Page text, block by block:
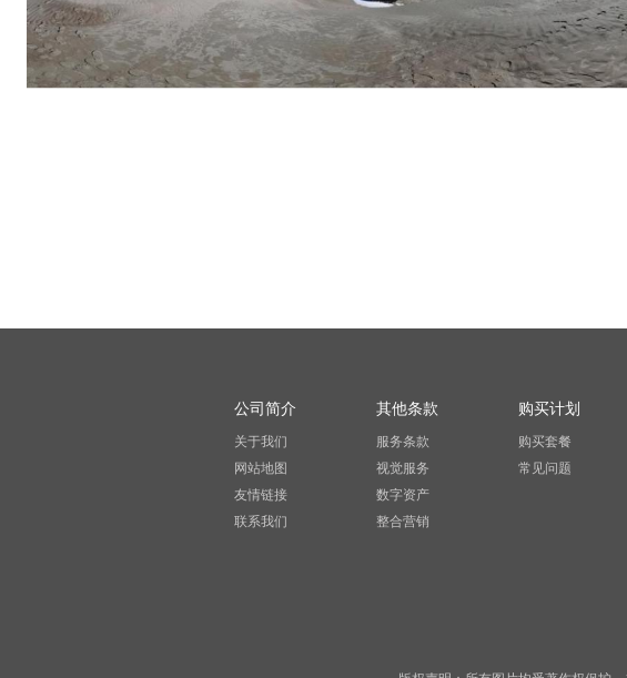
公司简介
关于我们
网站地图
友情链接
联系我们
其他条款
服务条款
视觉服务
数字资产
整合营销
购买计划
购买套餐
常见问题